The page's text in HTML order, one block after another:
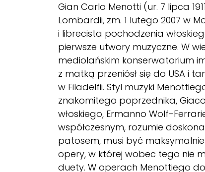
Gian Carlo Menotti (ur. 7 lipca
Lombardii, zm. 1 lutego 2007 w
i librecista pochodzenia
pierwsze utwory muzyczne. W
mediolańskim konserwatorium
z matką przeniósł się do USA i
w Filadelfii. Styl muzyki
znakomitego poprzednika,
włoskiego, Ermanno Wolf-
współczesnym, rozumie
patosem, musi być
opery, w której wobec tego nie
duety. W operach Menottiego